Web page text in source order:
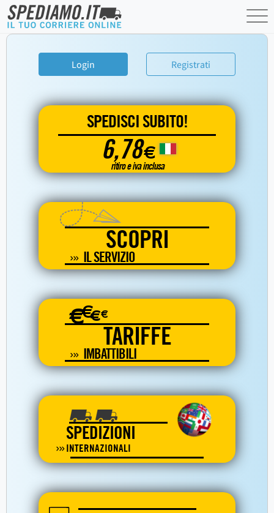
Login Registrati
SPEDISCI SUBITO!
6,78€
ritiro e iva inclusa
SCOPRI
IL SERVIZIO
€€€€
TARIFFE
IMBATTIBILI
SPEDIZIONI
INTERNAZIONALI